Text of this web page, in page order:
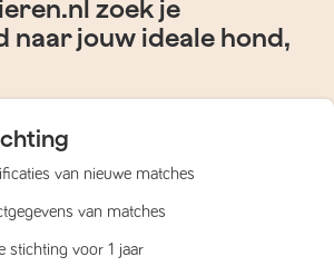
zoek je
naar jouw ideale hond,
van nieuwe matches
van matches
stichting voor 1 jaar